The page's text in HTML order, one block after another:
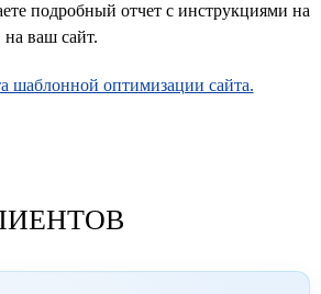
подробный отчет с инструкциями на
на ваш сайт.
шаблонной оптимизации сайта.